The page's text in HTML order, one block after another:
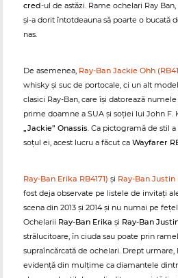
cred-ul de astăzi. Rame ochelari Ray
și-a dorit întotdeauna să poarte o bucată
nas.
De asemenea, Ray-Ban Jackie Ohh
whisky și suc de portocale, ci un alt
clasici Ray-Ban, care își datorează
prime doamne a SUA și soției lui John F.
„Jackie” Onassis. Ca pictogramă de stil
soțul ei, acest lucru a făcut ca Wayfarer
Ray-Ban Erika RB4171) și Ray-Ban Justin
fost deja observate pe listele de invitați
scena din 2013 și 2014 și nu numai pe
Ochelarii Ray-Ban Erika și Ray-Ban
strălucitoare, în ciuda sau poate prin
supraîncărcată de ochelari. Drept urmare,
evidență din mulțime ca diamantele